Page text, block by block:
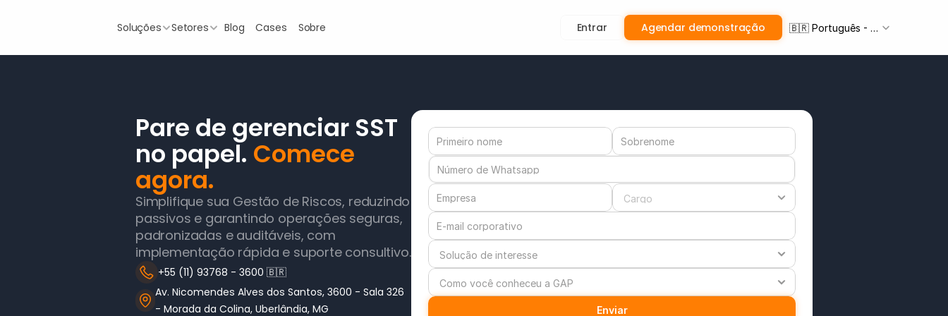
Soluções Setores Blog Cases Sobre Entrar Agendar demonstração
Select Language
🇧🇷 Português - BR
Pare de gerenciar SST
no papel. Comece
agora.
Simplifique sua Gestão de Riscos, reduzindo
passivos e garantindo operações seguras,
padronizadas e auditáveis, com
implementação rápida e suporte consultivo.
+55 (11) 93768 - 3600 🇧🇷
Av. Nicomendes Alves dos Santos, 3600 - Sala 326
- Morada da Colina, Uberlândia, MG
Enviar